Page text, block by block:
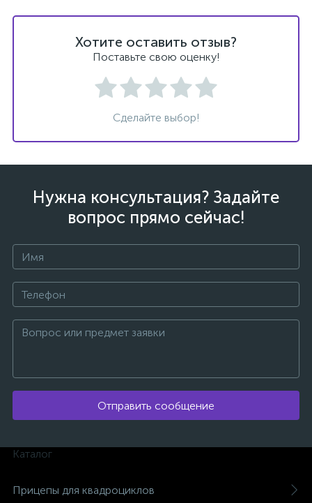
Хотите оставить отзыв?
Поставьте свою оценку!
Сделайте выбор!
Нужна консультация? Задайте
вопрос прямо сейчас!
Отправить сообщение
Каталог
Прицепы для квадроциклов